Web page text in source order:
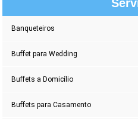
Banqueteiros
Buffet para Wedding
Buffets a Domicílio
Buffets para Casamento